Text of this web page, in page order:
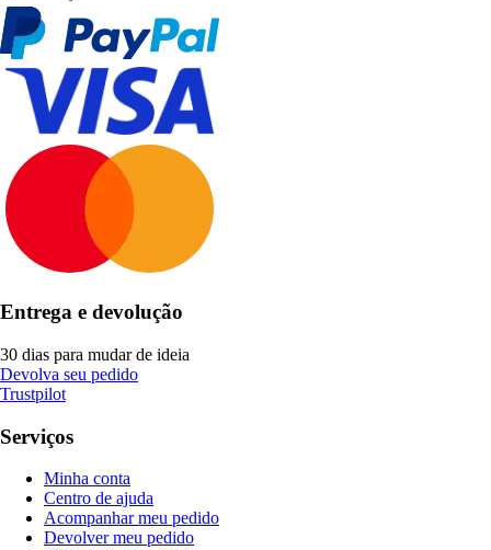
Entrega e devolução
30 dias para mudar de ideia
Devolva seu pedido
Trustpilot
Serviços
Minha conta
Centro de ajuda
Acompanhar meu pedido
Devolver meu pedido